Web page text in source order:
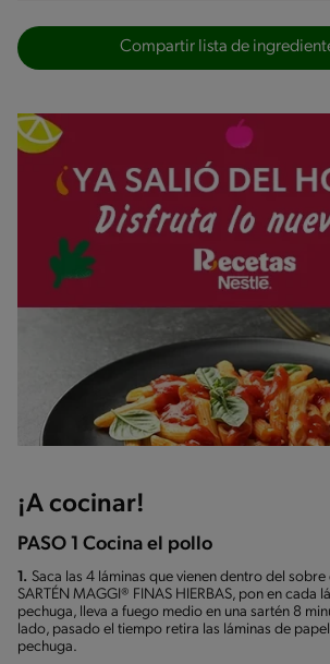
Compartir lista de
¡A cocinar!
PASO 1 Cocina el pollo
1. Saca las 4 láminas que vienen dentro del sobre
SARTÉN MAGGI® FINAS HIERBAS, pon en cada
pechuga, lleva a fuego medio en una sartén 8
lado, pasado el tiempo retira las láminas de
pechuga.